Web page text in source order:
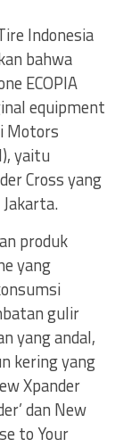
Indonesia
bahwa
ECOPIA
equipment
Motors
yaitu
Cross yang
produk
yang
gulir
yang andal,
kering yang
Xpander
dan New
to Your